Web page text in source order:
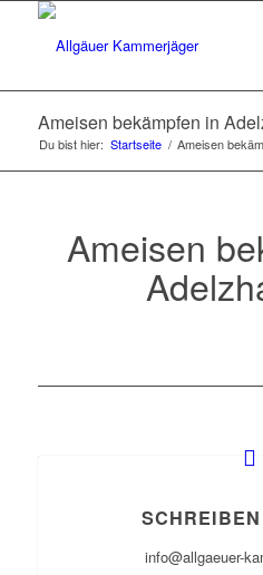
Ameisen bekämpfen in
Du bist hier: Startseite / Ameisen
Ameisen
info@allgaeuer-